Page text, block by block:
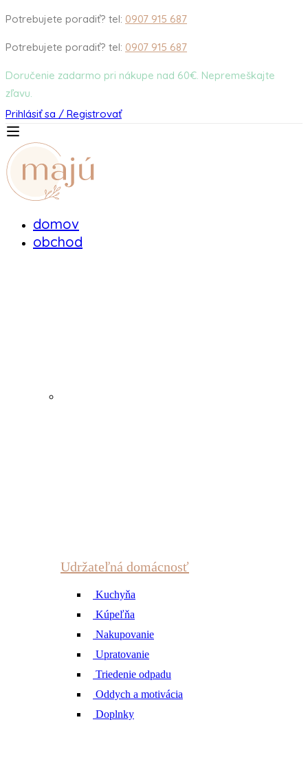
Potrebujete poradiť? tel: 0907 915 687
Potrebujete poradiť? tel: 0907 915 687
Doručenie zadarmo pri nákupe nad 60€. Nepremeškajte
zľavu.
Prihlásiť sa / Registrovať
domov
obchod
Udržateľná domácnosť
Kuchyňa
Kúpeľňa
Nakupovanie
Upratovanie
Triedenie odpadu
Oddych a motivácia
Doplnky